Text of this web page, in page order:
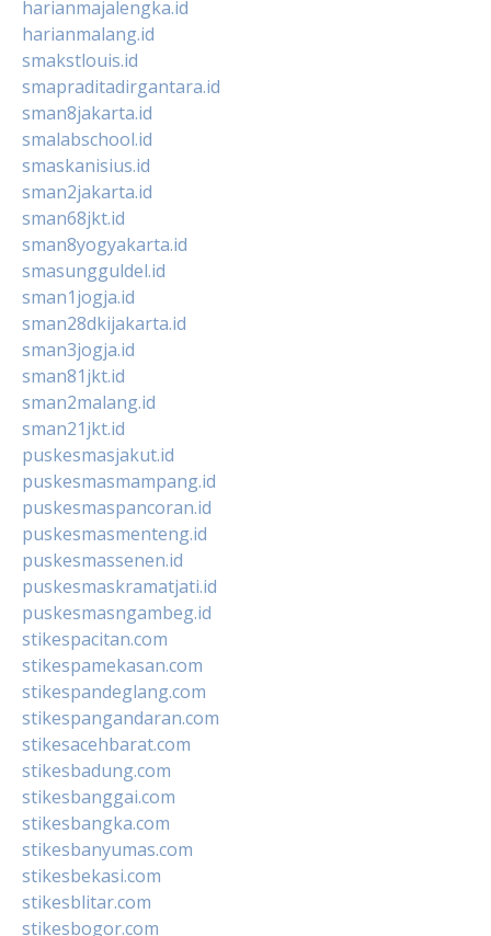
harianmajalengka.id
harianmalang.id
smakstlouis.id
smapraditadirgantara.id
sman8jakarta.id
smalabschool.id
smaskanisius.id
sman2jakarta.id
sman68jkt.id
sman8yogyakarta.id
smasungguldel.id
sman1jogja.id
sman28dkijakarta.id
sman3jogja.id
sman81jkt.id
sman2malang.id
sman21jkt.id
puskesmasjakut.id
puskesmasmampang.id
puskesmaspancoran.id
puskesmasmenteng.id
puskesmassenen.id
puskesmaskramatjati.id
puskesmasngambeg.id
stikespacitan.com
stikespamekasan.com
stikespandeglang.com
stikespangandaran.com
stikesacehbarat.com
stikesbadung.com
stikesbanggai.com
stikesbangka.com
stikesbanyumas.com
stikesbekasi.com
stikesblitar.com
stikesbogor.com